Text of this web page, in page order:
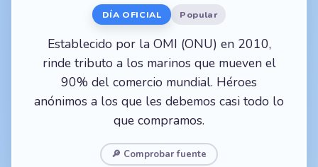
DÍA OFICIAL Popular
Establecido por la OMI (ONU) en 2010,
rinde tributo a los marinos que mueven el
90% del comercio mundial. Héroes
anónimos a los que les debemos casi todo lo
que compramos.
🔎 Comprobar fuente